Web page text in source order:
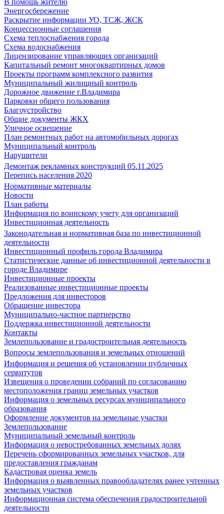
В помощь жителю
Энергосбережение
Раскрытие информации УО, ТСЖ, ЖСК
Концессионные соглашения
Схема теплоснабжения города
Схема водоснабжения
Лицензирование управляющих организаций
Капитальный ремонт многоквартирных домов
Проекты программ комплексного развития
Муниципальный жилищный контроль
Дорожное движение г.Владимира
Парковки общего пользования
Благоустройство
Общие документы ЖКХ
Уличное освещение
План ремонтных работ на автомобильных дорогах
Муниципальный контроль
Нарушители
Демонтаж рекламных конструкций 05.11.2025
Перепись населения 2020
Нормативные материалы
Новости
План работы
Информация по воинскому учету для организаций
Инвестиционная деятельность
Законодательная и нормативная база по инвестиционной
деятельности
Инвестиционный профиль города Владимира
Статистические данные об инвестиционной деятельности в
городе Владимире
Инвестиционные проекты
Реализованные инвестиционные проекты
Предложения для инвесторов
Обращение инвестора
Муниципально-частное партнерство
Поддержка инвестиционной деятельности
Контакты
Землепользование и градостроительная деятельность
Вопросы землепользования и земельных отношений
Информация и решения об установлении публичных
сервитутов
Извещения о проведении собраний по согласованию
местоположения границ земельных участков
Информация о земельных ресурсах муниципального
образования
Оформление документов на земельные участки
Землепользование
Муниципальный земельный контроль
Информация о невостребованных земельных долях
Перечень сформированных земельных участков, для
предоставления гражданам
Кадастровая оценка земель
Информация о выявленных правообладателях ранее учтенных
земельных участков
Информационная система обеспечения градостроительной
деятельности